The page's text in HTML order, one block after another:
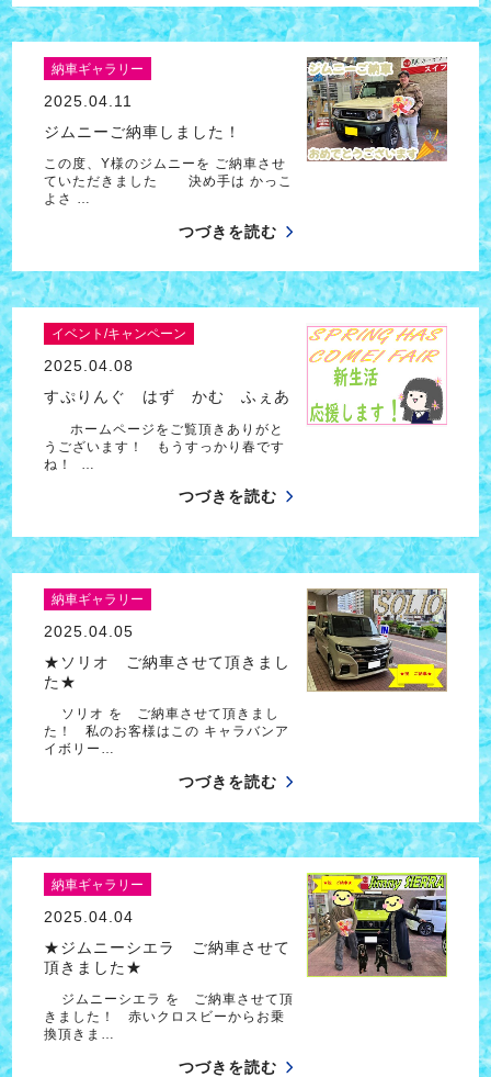
納車ギャラリー
2025.04.11
ジムニーご納車しました！
この度、Y様のジムニーを ご納車させ
ていただきました 決め手は かっこ
よさ …
つづきを読む
イベント/キャンペーン
2025.04.08
すぷりんぐ はず かむ ふぇあ
ホームページをご覧頂きありがと
うございます！ もうすっかり春です
ね！ …
つづきを読む
納車ギャラリー
2025.04.05
★ソリオ ご納車させて頂きまし
た★
ソリオ を ご納車させて頂きまし
た！ 私のお客様はこの キャラバンア
イボリー…
つづきを読む
納車ギャラリー
2025.04.04
★ジムニーシエラ ご納車させて
頂きました★
ジムニーシエラ を ご納車させて頂
きました！ 赤いクロスビーからお乗
換頂きま…
つづきを読む